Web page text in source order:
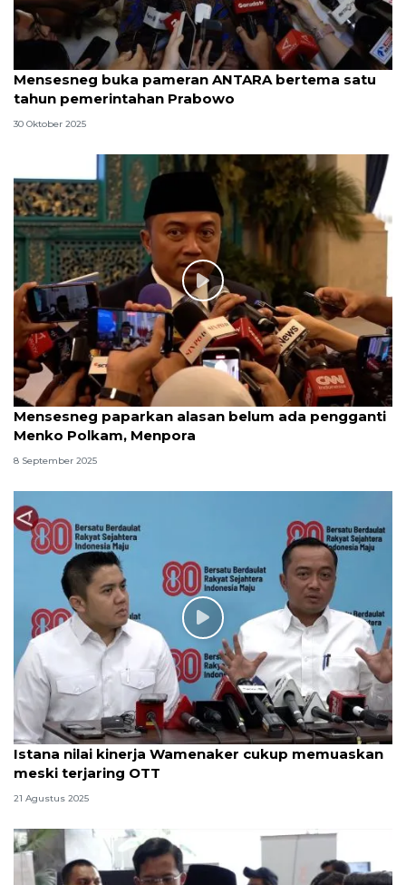
Mensesneg buka pameran ANTARA bertema satu
tahun pemerintahan Prabowo
30 Oktober 2025
Mensesneg paparkan alasan belum ada pengganti
Menko Polkam, Menpora
8 September 2025
Istana nilai kinerja Wamenaker cukup memuaskan
meski terjaring OTT
21 Agustus 2025